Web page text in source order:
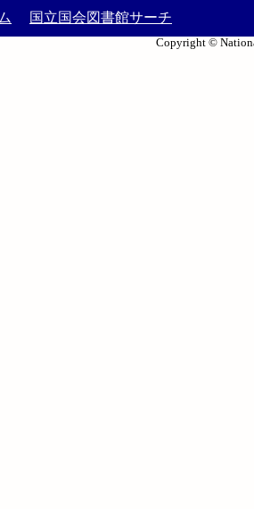
国立国会図書館サーチ
Copyright ©